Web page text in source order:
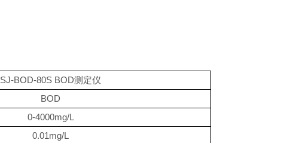
SJ-BOD-80S BOD测定仪
BOD
0-4000mg/L
0.01mg/L